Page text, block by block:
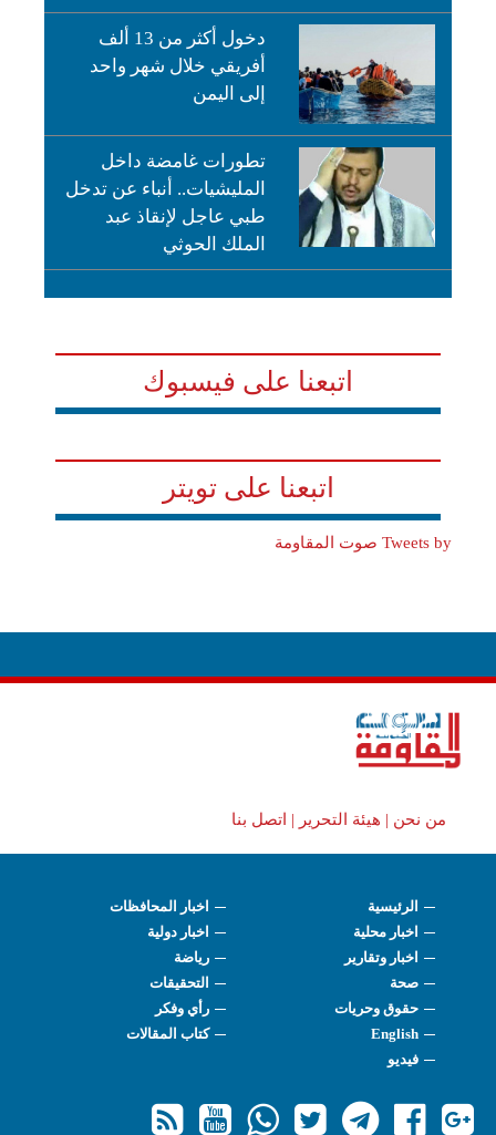
دخول أكثر من 13 ألف
أفريقي خلال شهر واحد
إلى اليمن
تطورات غامضة داخل
المليشيات.. أنباء عن تدخل
طبي عاجل لإنقاذ عبد
الملك الحوثي
اتبعنا على فيسبوك
اتبعنا على تويتر
Tweets by صوت المقاومة
من نحن | هيئة التحرير | اتصل بنا
الرئيسية
اخبار المحافظات
اخبار محلية
اخبار دولية
اخبار وتقارير
رياضة
صحة
التحقيقات
حقوق وحريات
رأي وفكر
English
كتاب المقالات
فيديو